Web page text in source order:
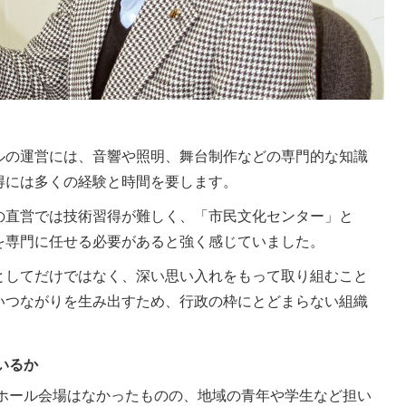
運営には、音響や照明、舞台制作などの専門的な知識
は多くの経験と時間を要します。
営では技術習得が難しく、「市民文化センター」と
門に任せる必要があると強く感じていました。
てだけではなく、深い思い入れをもって取り組むこと
ながりを生み出すため、行政の枠にとどまらない組織
るか
ル会場はなかったものの、地域の青年や学生など担い